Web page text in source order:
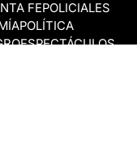
FEPOLICIALES
POLÍTICA
ESPECTÁCULOS